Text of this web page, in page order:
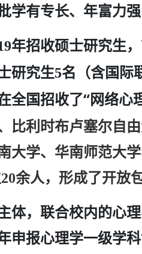
学有专长、年富力
年招收硕士研究生
研究生5名（含国际
全国招收了“网络心
比利时布卢塞尔自
大学、华南师范大
20余人，形成了开放
体，联合校内的心
申报心理学一级学